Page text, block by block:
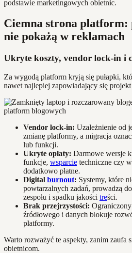
podstawie marketingowych obietnic.
Ciemna strona platform:
nie pokażą w reklamach
Ukryte koszty, vendor lock-in i
Za wygodą platform kryją się pułapki,
nawet najlepiej zapowiadający się
Vendor lock-in: Uzależnienie od
zmianę platformy, a migracja
lub funkcji.
Ukryte opłaty: Darmowe wersje
funkcje, wsparcie techniczne czy
dodatkowo płatne.
Digital burnout: Systemy, które
powtarzalnych zadań, prowadzą
zespołu i spadku jakości treści.
Brak przejrzystości:
źródłowego i danych blokuje
platformy.
Warto rozważyć te aspekty, zanim zaufa
obietnicom.